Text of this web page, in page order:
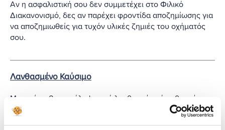
Αν η ασφαλιστική σου δεν συμμετέχει στο Φιλικό
Διακανονισμό, δες αν παρέχει φροντίδα αποζημίωσης για
να αποζημιωθείς για τυχόν υλικές ζημιές του οχήματός
σου.
Λανθασμένο Καύσιμο
Μπορεί να βρεις κάλυψη από λανθασμένο ή νοθευμένο
καύσιμο ή μόνο από λανθασμένο καύσιμο. Κάθε